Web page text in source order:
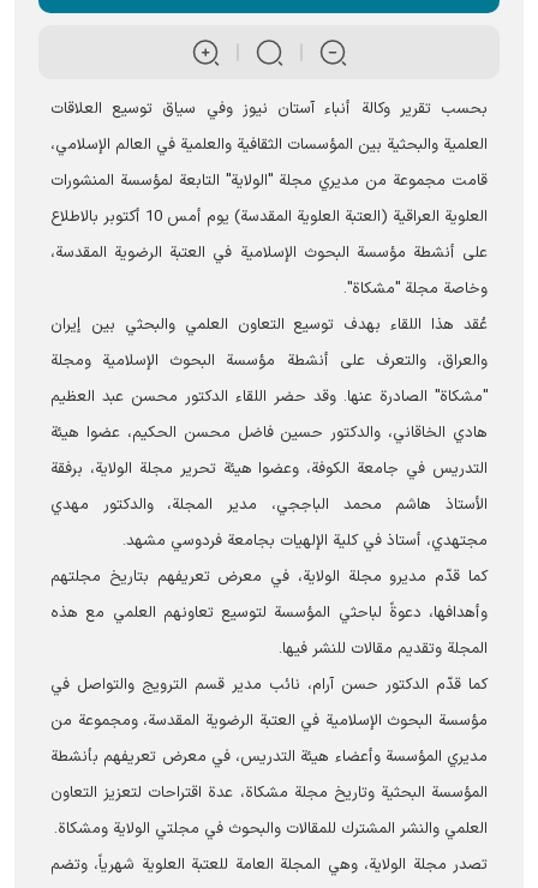
بحسب تقرير وكالة أنباء آستان نيوز وفي سياق توسيع العلاقات
العلمية والبحثية بين المؤسسات الثقافية والعلمية في العالم الإسلامي،
قامت مجموعة من مديري مجلة "الولاية" التابعة لمؤسسة المنشورات
العلوية العراقية (العتبة العلوية المقدسة) يوم أمس 10 أكتوبر بالاطلاع
على أنشطة مؤسسة البحوث الإسلامية في العتبة الرضوية المقدسة،
وخاصة مجلة "مشكاة".
عُقد هذا اللقاء بهدف توسيع التعاون العلمي والبحثي بين إيران
والعراق، والتعرف على أنشطة مؤسسة البحوث الإسلامية ومجلة
"مشكاة" الصادرة عنها. وقد حضر اللقاء الدكتور محسن عبد العظيم
هادي الخاقاني، والدكتور حسين فاضل محسن الحكيم، عضوا هيئة
التدريس في جامعة الكوفة، وعضوا هيئة تحرير مجلة الولاية، برفقة
الأستاذ هاشم محمد الباججي، مدير المجلة، والدكتور مهدي
مجتهدي، أستاذ في كلية الإلهيات بجامعة فردوسي مشهد.
كما قدّم مديرو مجلة الولاية، في معرض تعريفهم بتاريخ مجلتهم
وأهدافها، دعوةً لباحثي المؤسسة لتوسيع تعاونهم العلمي مع هذه
المجلة وتقديم مقالات للنشر فيها.
كما قدّم الدكتور حسن آرام، نائب مدير قسم الترويج والتواصل في
مؤسسة البحوث الإسلامية في العتبة الرضوية المقدسة، ومجموعة من
مديري المؤسسة وأعضاء هيئة التدريس، في معرض تعريفهم بأنشطة
المؤسسة البحثية وتاريخ مجلة مشكاة، عدة اقتراحات لتعزيز التعاون
العلمي والنشر المشترك للمقالات والبحوث في مجلتي الولاية ومشكاة.
تصدر مجلة الولاية، وهي المجلة العامة للعتبة العلوية شهرياً، وتضم